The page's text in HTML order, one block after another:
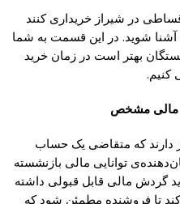
در شیراز خریداری کنند
شوید. در این قسمت به شما
بهتر است در زمان خرید
کنیم.
دارند که متقاضی یک حساب
توانایی مالی بازنشسته
گردش مالی قابل قبولی داشته
تا فروشنده مطمئن شود که